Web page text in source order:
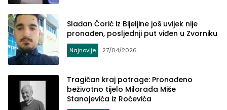
Slađan Ćorić iz Bijeljine još uvijek nije
pronađen, posljednji put viđen u Zvorniku
Najnovije 27/04/2026
Tragičan kraj potrage: Pronađeno
beživotno tijelo Milorada Miše
Stanojevića iz Roćevića